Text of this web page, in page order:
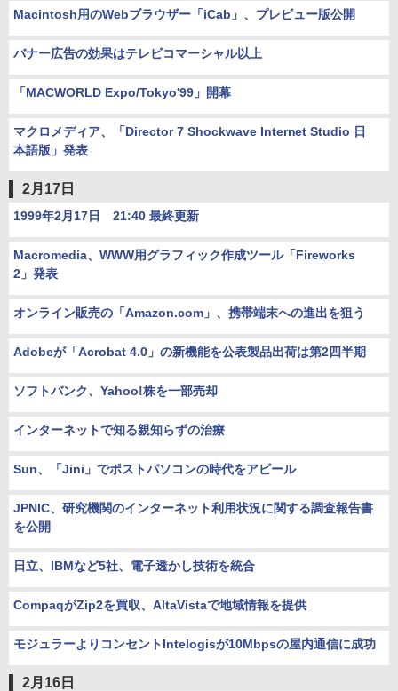
Macintosh用のWebブラウザー「iCab」、プレビュー版公開
バナー広告の効果はテレビコマーシャル以上
「MACWORLD Expo/Tokyo'99」開幕
マクロメディア、「Director 7 Shockwave Internet Studio 日
本語版」発表
2月17日
1999年2月17日 21:40 最終更新
Macromedia、WWW用グラフィック作成ツール「Fireworks
2」発表
オンライン販売の「Amazon.com」、携帯端末への進出を狙う
Adobeが「Acrobat 4.0」の新機能を公表製品出荷は第2四半期
ソフトバンク、Yahoo!株を一部売却
インターネットで知る親知らずの治療
Sun、「Jini」でポストパソコンの時代をアピール
JPNIC、研究機関のインターネット利用状況に関する調査報告書
を公開
日立、IBMなど5社、電子透かし技術を統合
CompaqがZip2を買収、AltaVistaで地域情報を提供
モジュラーよりコンセントIntelogisが10Mbpsの屋内通信に成功
2月16日